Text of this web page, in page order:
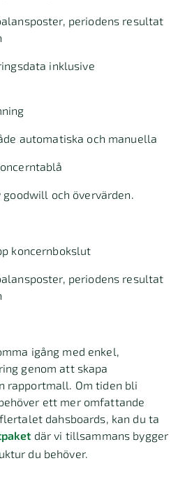
periodens resultat
inklusive
automatiska och manuella
goodwill och övervärden.
koncernbokslut
periodens resultat
igång med enkel,
genom att skapa
rapportmall. Om tiden bli
ett mer omfattande
dahsboards, kan du ta
där vi tillsammans bygger
du behöver.